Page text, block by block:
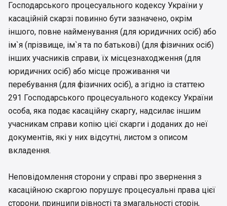
Господарського процесуального кодексу України у
касаційній скарзі повинно бути зазначено, окрім
іншого, повне найменування (для юридичних осіб) або
ім`я (прізвище, ім`я та по батькові) (для фізичних осіб)
інших учасників справи, їх місцезнаходження (для
юридичних осіб) або місце проживання чи
перебування (для фізичних осіб), а згідно із статтею
291 Господарського процесуального кодексу України
особа, яка подає касаційну скаргу, надсилає іншим
учасникам справи копію цієї скарги і доданих до неї
документів, які у них відсутні, листом з описом
вкладення.
Неповідомлення сторони у справі про звернення з
касаційною скаргою порушує процесуальні права цієї
сторони, принципи рівності та змагальності сторін,